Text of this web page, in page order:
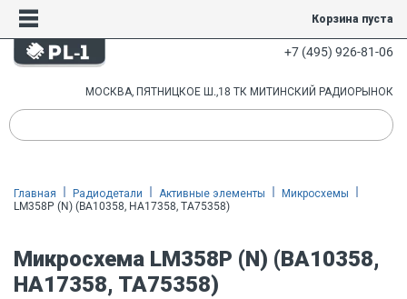
Корзина пуста
+7 (495) 926-81-06
МОСКВА, ПЯТНИЦКОЕ Ш.,18 ТК МИТИНСКИЙ РАДИОРЫНОК
Главная Радиодетали Активные элементы
Микросхемы
LM358P (N) (BA10358, HA17358, TA75358)
Микросхема LM358P (N) (BA10358,
HA17358, TA75358)